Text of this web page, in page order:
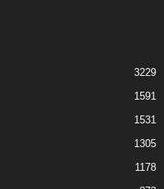
3229
1591
1531
1305
1178